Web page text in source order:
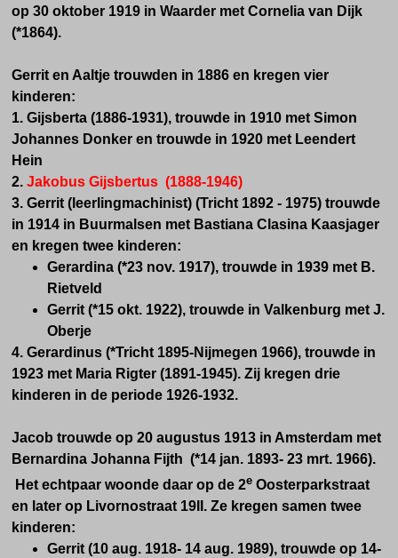
op 30 oktober 1919 in Waarder met Cornelia van Dijk
(*1864).
Gerrit en Aaltje trouwden in 1886 en kregen vier
kinderen:
1. Gijsberta (1886-1931), trouwde in 1910 met Simon
Johannes Donker en trouwde in 1920 met Leendert
Hein
2. Jakobus Gijsbertus (1888-1946)
3. Gerrit (leerlingmachinist) (Tricht 1892 - 1975) trouwde
in 1914 in Buurmalsen met Bastiana Clasina Kaasjager
en kregen twee kinderen:
Gerardina (*23 nov. 1917), trouwde in 1939 met B.
Rietveld
Gerrit (*15 okt. 1922), trouwde in Valkenburg met J.
Oberje
4. Gerardinus (*Tricht 1895-Nijmegen 1966), trouwde in
1923 met Maria Rigter (1891-1945). Zij kregen drie
kinderen in de periode 1926-1932.
Jacob trouwde op 20 augustus 1913 in Amsterdam met
Bernardina Johanna Fijth (*14 jan. 1893- 23 mrt. 1966).
Het echtpaar woonde daar op de 2e Oosterparkstraat
en later op Livornostraat 19II. Ze kregen samen twee
kinderen:
Gerrit (10 aug. 1918- 14 aug. 1989), trouwde op 14-